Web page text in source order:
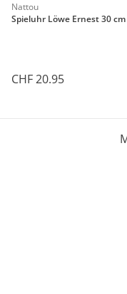
Nattou
Spieluhr Löwe Ernest 30 cm
CHF 20.95